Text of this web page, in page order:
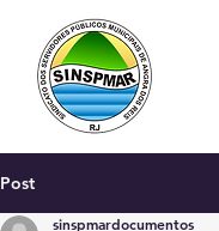
Post
sinspmardocumentos